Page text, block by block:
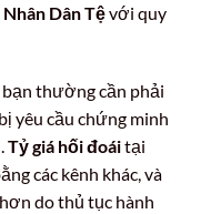
Dân Tệvới quy
bạn thường cần phải
yêu cầu chứng minh
Tỷ giá hối đoáitại
các kênh khác, và
do thủ tục hành